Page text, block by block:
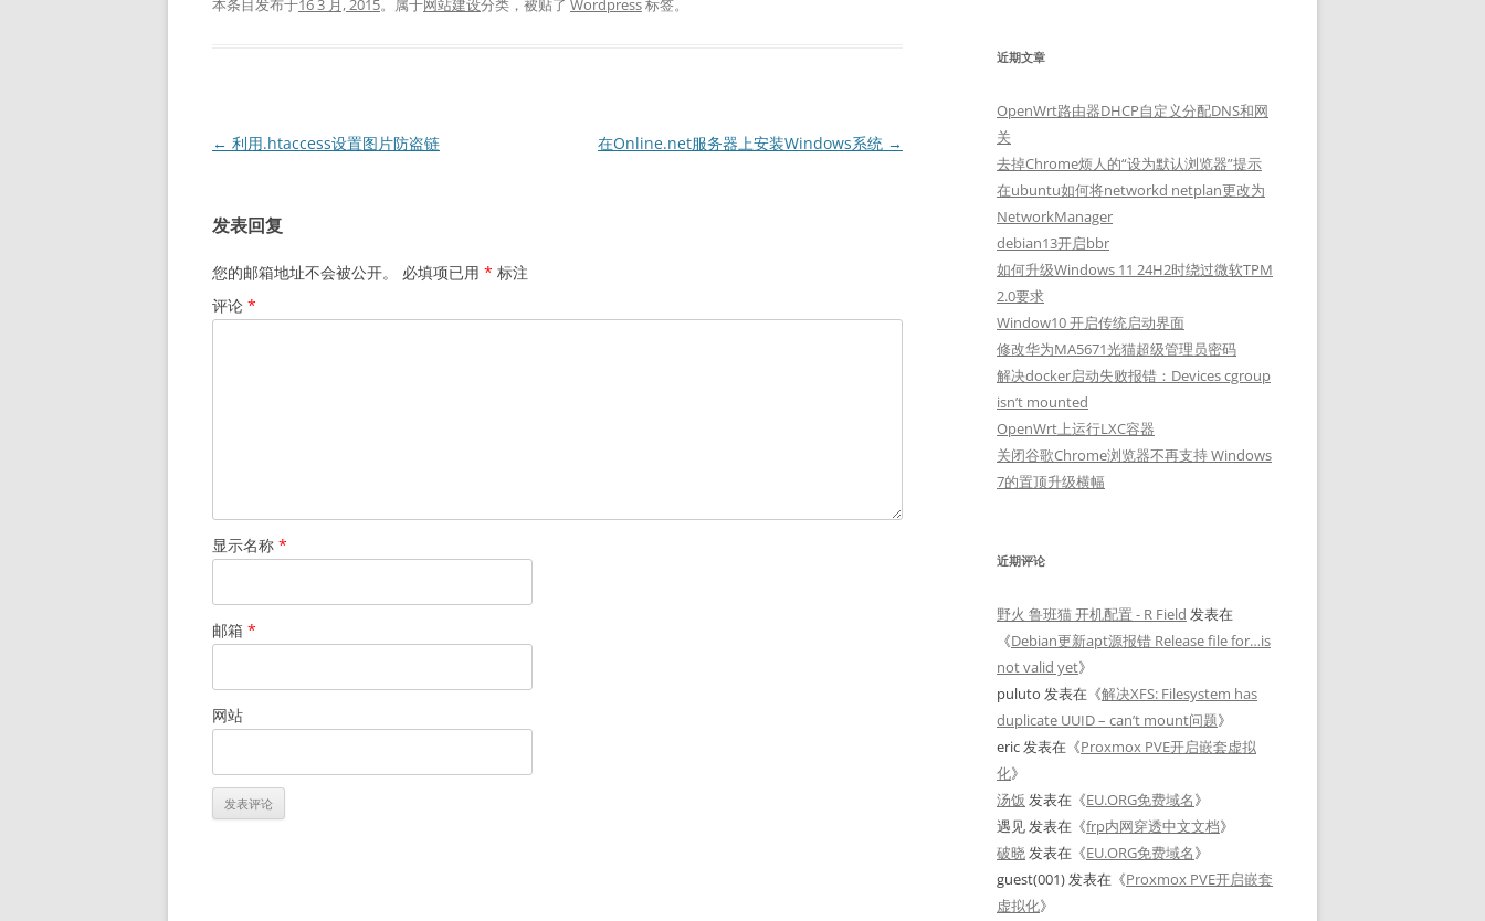
本条目发布于16 3 月, 2015。属于网站建设分类，被贴了 Wordpress标签。
文
航
← 利用.htaccess设置图片防盗链 在Online.net服务器上安装Windows系统 →
发表回复
您的邮箱地址不会被公开。 必填项已用 * 标注
评论 *
显示名称 *
邮箱 *
网站
近期文章
OpenWrt路由器DHCP自定义分配DNS和网
关
去掉Chrome烦人的“设为默认浏览器”提示
在ubuntu如何将networkd netplan更改为
NetworkManager
debian13开启bbr
如何升级Windows 11 24H2时绕过微软TPM
2.0要求
Window10 开启传统启动界面
修改华为MA5671光猫超级管理员密码
解决docker启动失败报错：Devices cgroup
isn’t mounted
OpenWrt上运行LXC容器
关闭谷歌Chrome浏览器不再支持 Windows
7的置顶升级横幅
近期评论
野火 鲁班猫 开机配置 - R Field 发表在
《Debian更新apt源报错 Release file for…is
not valid yet》
puluto 发表在《解决XFS: Filesystem has
duplicate UUID – can’t mount问题》
eric发表在《Proxmox PVE开启嵌套虚拟
化》
汤饭 发表在《EU.ORG免费域名》
遇见发表在《frp内网穿透中文文档》
破晓发表在《EU.ORG免费域名》
guest(001)发表在《Proxmox PVE开启嵌套
虚拟化》